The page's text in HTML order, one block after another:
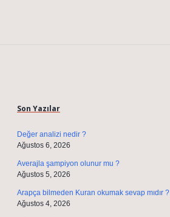
Son Yazılar
Değer analizi nedir ?
Ağustos 6, 2026
Averajla şampiyon olunur mu ?
Ağustos 5, 2026
Arapça bilmeden Kuran okumak sevap mıdır ?
Ağustos 4, 2026